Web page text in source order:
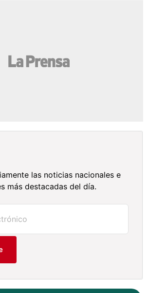
las noticias nacionales e
más destacadas del día.